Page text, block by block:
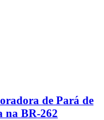
de Pará de
na BR-262